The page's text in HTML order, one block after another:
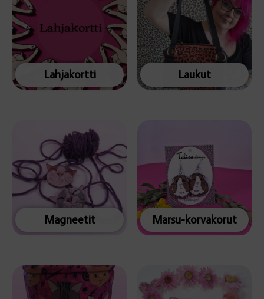
Lahjakortti Laukut
Magneetit Marsu-korvakorut